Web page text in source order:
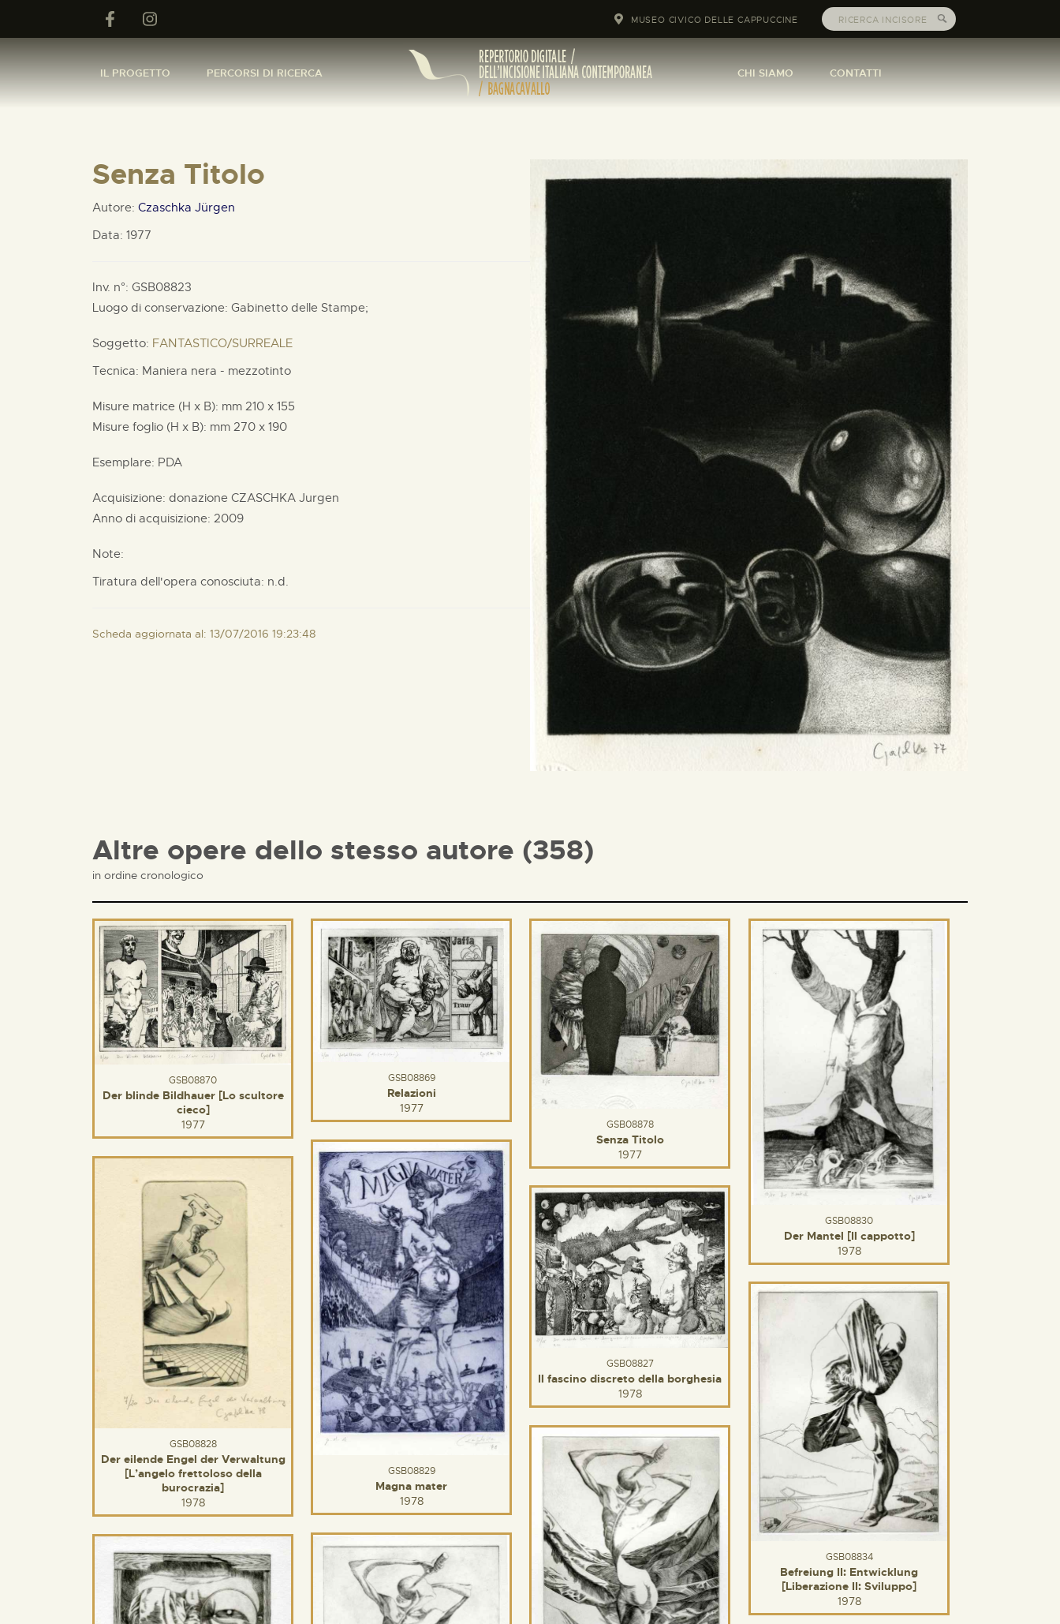
MUSEO CIVICO DELLE CAPPUCCINE
IL PROGETTO PERCORSI DI RICERCA CHI SIAMO CONTATTI
Senza Titolo
Autore: Czaschka Jürgen
Data: 1977
Inv. n°: GSB08823
Luogo di conservazione: Gabinetto delle Stampe;
Soggetto: FANTASTICO/SURREALE
Tecnica: Maniera nera - mezzotinto
Misure matrice (H x B): mm 210 x 155
Misure foglio (H x B): mm 270 x 190
Esemplare: PDA
Acquisizione: donazione CZASCHKA Jurgen
Anno di acquisizione: 2009
Note:
Tiratura dell'opera conosciuta: n.d.
Scheda aggiornata al: 13/07/2016 19:23:48
Altre opere dello stesso autore (358)
in ordine cronologico
GSB08870
Der blinde Bildhauer [Lo scultore
cieco]
1977
GSB08869
Relazioni
1977
GSB08878
Senza Titolo
1977
GSB08830
Der Mantel [Il cappotto]
1978
GSB08829
Magna mater
1978
GSB08828
Der eilende Engel der Verwaltung
[L’angelo frettoloso della
burocrazia]
1978
GSB08827
Il fascino discreto della borghesia
1978
GSB08834
Befreiung II: Entwicklung
[Liberazione II: Sviluppo]
1978